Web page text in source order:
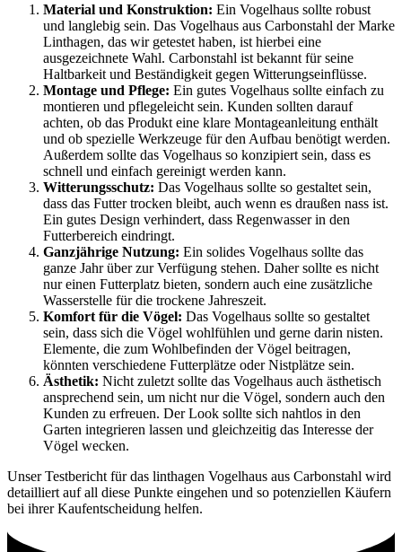
Material und Konstruktion: Ein Vogelhaus sollte robust
und langlebig sein. Das Vogelhaus aus Carbonstahl der Marke
Linthagen, das wir getestet haben, ist hierbei eine
ausgezeichnete Wahl. Carbonstahl ist bekannt für seine
Haltbarkeit und Beständigkeit gegen Witterungseinflüsse.
Montage und Pflege: Ein gutes Vogelhaus sollte einfach zu
montieren und pflegeleicht sein. Kunden sollten darauf
achten, ob das Produkt eine klare Montageanleitung enthält
und ob spezielle Werkzeuge für den Aufbau benötigt werden.
Außerdem sollte das Vogelhaus so konzipiert sein, dass es
schnell und einfach gereinigt werden kann.
Witterungsschutz: Das Vogelhaus sollte so gestaltet sein,
dass das Futter trocken bleibt, auch wenn es draußen nass ist.
Ein gutes Design verhindert, dass Regenwasser in den
Futterbereich eindringt.
Ganzjährige Nutzung: Ein solides Vogelhaus sollte das
ganze Jahr über zur Verfügung stehen. Daher sollte es nicht
nur einen Futterplatz bieten, sondern auch eine zusätzliche
Wasserstelle für die trockene Jahreszeit.
Komfort für die Vögel: Das Vogelhaus sollte so gestaltet
sein, dass sich die Vögel wohlfühlen und gerne darin nisten.
Elemente, die zum Wohlbefinden der Vögel beitragen,
könnten verschiedene Futterplätze oder Nistplätze sein.
Ästhetik: Nicht zuletzt sollte das Vogelhaus auch ästhetisch
ansprechend sein, um nicht nur die Vögel, sondern auch den
Kunden zu erfreuen. Der Look sollte sich nahtlos in den
Garten integrieren lassen und gleichzeitig das Interesse der
Vögel wecken.
Unser Testbericht für das linthagen Vogelhaus aus Carbonstahl wird
detailliert auf all diese Punkte eingehen und so potenziellen Käufern
bei ihrer Kaufentscheidung helfen.